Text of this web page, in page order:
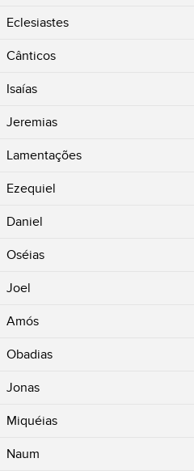
Eclesiastes
Cânticos
Isaías
Jeremias
Lamentações
Ezequiel
Daniel
Oséias
Joel
Amós
Obadias
Jonas
Miquéias
Naum